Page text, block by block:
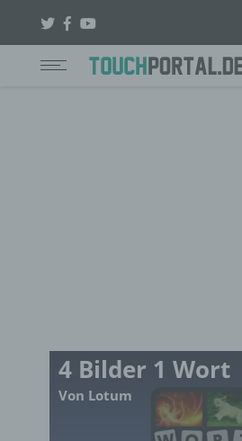
4 Bilder 1 Wort
Von Lotum